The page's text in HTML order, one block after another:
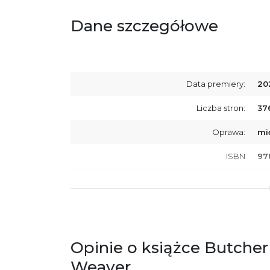
Dane szczegółowe
Data premiery:
Liczba stron:
Oprawa:
ISBN
Opinie o książce